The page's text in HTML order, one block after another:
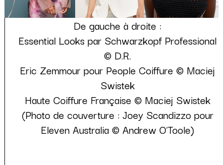
De gauche à droite :
Essential Looks par Schwarzkopf Professional
© D.R.
Eric Zemmour pour People Coiffure © Maciej
Swistek
Haute Coiffure Française © Maciej Swistek
(Photo de couverture : Joey Scandizzo pour
Eleven Australia © Andrew O'Toole)